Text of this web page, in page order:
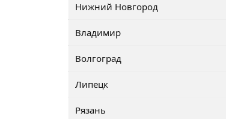
Нижний Новгород
Владимир
Волгоград
Липецк
Рязань